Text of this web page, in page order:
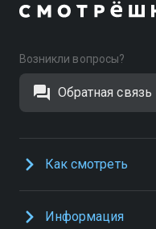
Возникли вопросы?
Обратная связь
Как смотреть
Информация